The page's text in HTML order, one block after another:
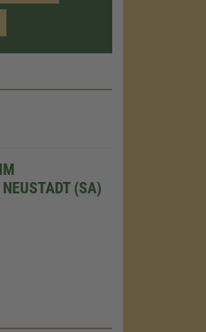
(SA)